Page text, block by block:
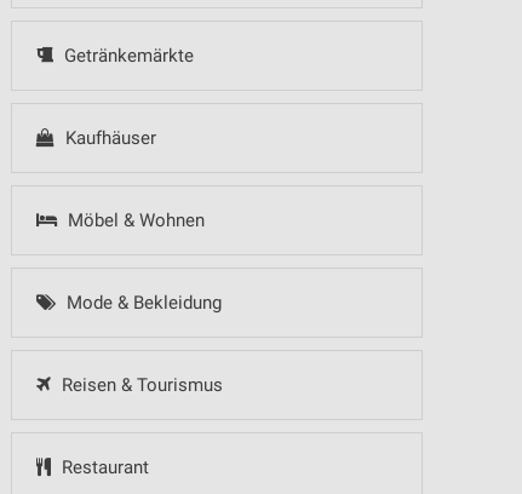
Getränkemärkte
Kaufhäuser
Möbel & Wohnen
Mode & Bekleidung
Reisen & Tourismus
Restaurant